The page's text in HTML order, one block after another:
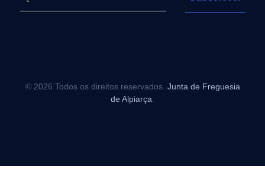
© 2026 Todos os direitos reservados. Junta de Freguesia
de Alpiarça